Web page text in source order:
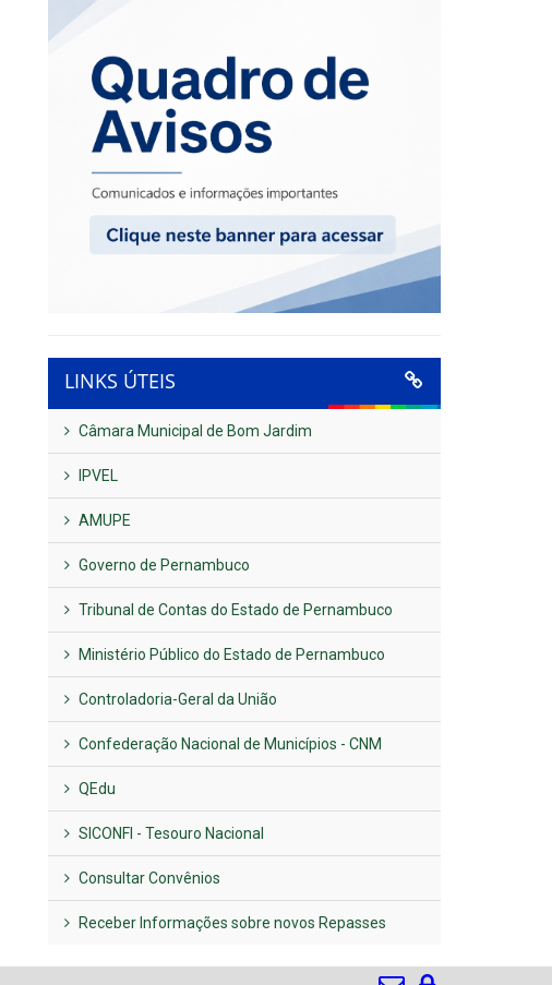
LINKS ÚTEIS
Câmara Municipal de Bom Jardim
IPVEL
AMUPE
Governo de Pernambuco
Tribunal de Contas do Estado de Pernambuco
Ministério Público do Estado de Pernambuco
Controladoria-Geral da União
Confederação Nacional de Municípios - CNM
QEdu
SICONFI - Tesouro Nacional
Consultar Convênios
Receber Informações sobre novos Repasses